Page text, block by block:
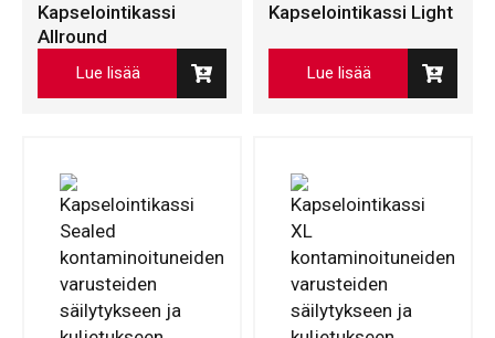
Kapselointikassi
Allround
Lue lisää
Kapselointikassi Light
Lue lisää